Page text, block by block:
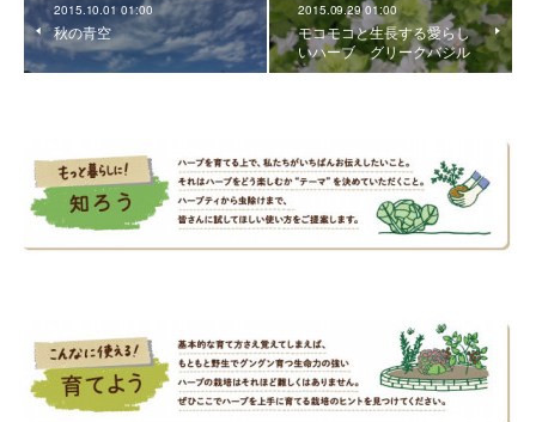
2015.10.01 01:00
秋の青空
2015.09.29 01:00
モコモコと生長する愛らし
いハーブ グリークバジル